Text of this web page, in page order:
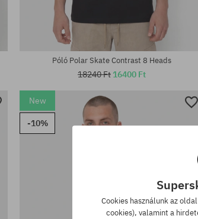
Elérhető méretek:
Póló Polar Skate Contrast 8 Heads
18240 Ft 16400 Ft
New
-10%
Cookies használunk az
cookies), valamint a